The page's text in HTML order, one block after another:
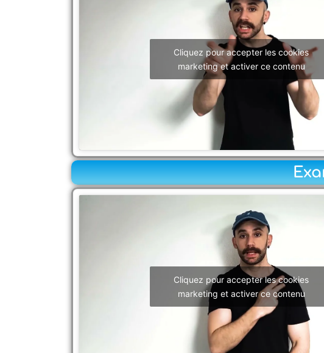
Cliquez pour accepter les cookies
marketing et activer ce contenu
Cliquez pour accepter les cookies
marketing et activer ce contenu